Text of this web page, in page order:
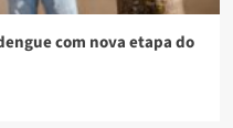
com nova etapa do